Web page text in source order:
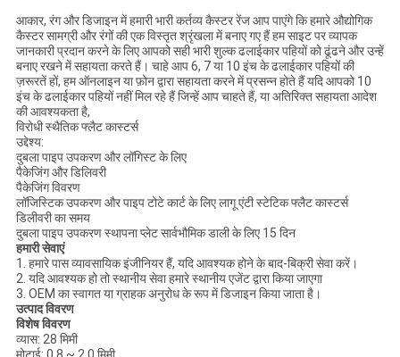
आकार, रंग और डिजाइन में हमारी भारी कर्तव्य कैस्टर रेंज आप पाएंगे कि हमारे औद्योगिक
कैस्टर सामग्री और रंगों की एक विस्तृत श्रृंखला में बनाए गए हैं हम साइट पर व्यापक
जानकारी प्रदान करने के लिए आपको सही भारी शुल्क ढलाईकार पहियों को ढूंढने और उन्हें
बनाए रखने में सहायता करते हैं। चाहे आप 6, 7 या 10 इंच के ढलाईकार पहियों की
ज़रूरतें हों, हम ऑनलाइन या फ़ोन द्वारा सहायता करने में प्रसन्न होते हैं यदि आपको 10
इंच के ढलाईकार पहियों नहीं मिल रहे हैं जिन्हें आप चाहते हैं, या अतिरिक्त सहायता आदेश
की आवश्यकता है,
विरोधी स्थैतिक फ्लैट कास्टर्स
उद्देश्य:
दुबला पाइप उपकरण और लॉगिस्ट के लिए
पैकेजिंग और डिलिवरी
पैकेजिंग विवरण
लॉजिस्टिक उपकरण और पाइप टोटे कार्ट के लिए लागू एंटी स्टेटिक फ्लैट कास्टर्स
डिलीवरी का समय
दुबला पाइप उपकरण स्थापना प्लेट सार्वभौमिक डाली के लिए 15 दिन
हमारी सेवाएं
1. हमारे पास व्यावसायिक इंजीनियर हैं, यदि आवश्यक होने के बाद-बिक्री सेवा करें।
2. यदि आवश्यक हो तो स्थानीय सेवा हमारे स्थानीय एजेंट द्वारा किया जाएगा
3. OEM का स्वागत या ग्राहक अनुरोध के रूप में डिजाइन किया जाता है।
उत्पाद विवरण
विशेष विवरण
व्यास: 28 मिमी